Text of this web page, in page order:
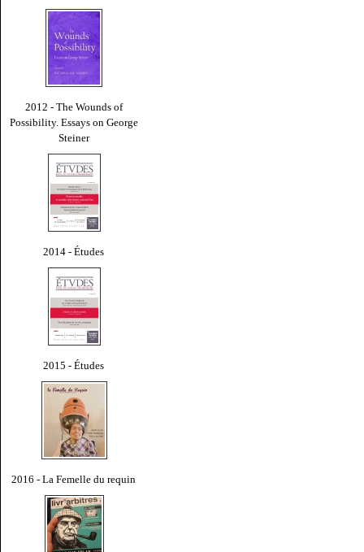
2012 - The Wounds of
Possibility. Essays on George
Steiner
2014 - Études
2015 - Études
2016 - La Femelle du requin